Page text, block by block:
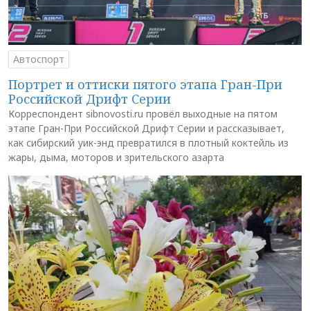
Автоспорт
Портрет и оттиски пятого этапа Гран-При
Российской Дрифт Серии
Корреспондент sibnovosti.ru провёл выходные на пятом
этапе Гран-При Российской Дрифт Серии и рассказывает,
как сибирский уик-энд превратился в плотный коктейль из
жары, дыма, моторов и зрительского азарта